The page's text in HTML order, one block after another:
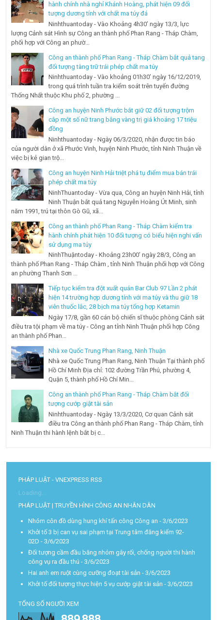
hành chính nhà nghỉ Khánh Hoàng, phát hiện 09 đối
tượng dương tính với chất ma túy đá
Ninhthuantoday - Vào Khoảng 4h30’ ngày 13/3, lực
lượng Cảnh sát Hình sự Công an thành phố Phan Rang - Tháp Chàm,
phối hợp với Công an phườ...
Công an thành phố Phan Rang - Tháp Chàm bắt quả tang
đối tượng tàng trữ trái phép chất ma túy
Ninhthuantoday - Vào khoảng 01h30’ ngày 16/12/2019,
trong quá trình tuần tra kiểm soát trên tuyến đường
Thống Nhất thuộc Khu phố 2, phường ...
Công an huyện Ninh Phước bắt giữ 02 đối tượng trộm
cắp một số nữ trang bằng vàng trị giá khoảng 17 triệu
đồng
Ninhthuantoday - Ngày 06/3/2020, nhận được tin báo
của người dân ở xã Phước Vinh, huyện Ninh Phước, tỉnh Ninh Thuận về
việc bị kẻ gian trộ...
Công an huyện Ninh Hải triệt phá tụ điểm mua bán trái
phép chất ma túy
NinhThuantoday - Vừa qua, Công an huyện Ninh Hải, tỉnh
Ninh Thuận bắt quả tang Nguyễn Hoàng Út Minh, sinh
năm 1991, trú tại thôn Gò Gũ, xã...
Công an thành phố Phan Rang - Tháp Chàm kiểm tra
hành chính phát hiện 10 đối tượng có biểu hiện nghi vấn
sử dụng ma túy
NinhThuậntoday - Khoảng 23h00’ ngày 28/3, Công an
thành phố Phan Rang - Tháp Chàm , tỉnh Ninh Thuận phối hợp với Công
an phường Thanh Sơn ...
Tiếp tục kiểm tra đột xuất quán Bar Club 97 Lần 2 phát
hiện 14 trường hợp dương tính với ma túy và thu giữ 18
viên thuốc lắc, 28 bịch ma túy tổng hợp Ketamin
Ngày 17/8, gần 60 cán bộ chiến sĩ thuộc phòng Cảnh sát
điều tra tội phạm về ma túy - Công an tỉnh Ninh Thuận phối hợp Công
an thành phố Phan...
Nhà xe Quốc Trung Phan Rang, Ninh Thuận
Nhà xe Quốc Trung Phan Rang, Ninh Thuận Tại thành phố
Hồ Chí Minh Địa chỉ: 102 đường Trần Phú, phường 4,
Quận 5, thành phố Hồ Chí Min...
Công an thành phố Phan Rang - Tháp Chàm bắt đối
tượng cướp giật tài sản
Ninhthuantoday - Ngày 13/3/2020, Cơ quan Cảnh sát
điều tra Công an thành phố Phan Rang - Tháp Chàm, tỉnh
Ninh Thuận thi hành lệnh bắt bị c...
PHÁP LUẬT - VNEXPRESS RSS
Loading...
PHÁP LUẬT | TRUYỀN HÌNH CÔNG AN NHÂN DÂN
Nhóm côn đồ dùng hung khí tấn công Công an - 3/6/2023
Khởi tố 3 bị can vụ sai phạm tại Trung tâm đăng kiểm 92-
02D - 3/6/2023
Đối tượng cầm đầu băng nhóm gây rối, chống người thi hành
công vụ ra đầu thú - 3/6/2023
Hai anh em ruột cùng cưỡng đoạt tài sản - 3/6/2023
Khởi tố đối tượng thực hiện 5 vụ cướp giật tài sản - 3/6/2023
TỔNG SỐ NGƯỜI XEM